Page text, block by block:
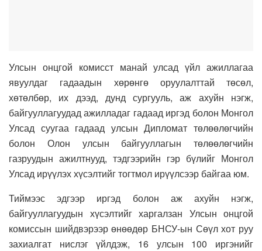
Улсын онцгой комисст манай улсад үйл ажиллагаа
явуулдаг гадаадын хөрөнгө оруулалттай төсөл,
хөтөлбөр, их дээд, дунд сургууль, аж ахуйн нэгж,
байгууллагуудад ажилладаг гадаад иргэд болон Монгол
Улсад суугаа гадаад улсын Дипломат төлөөлөгчийн
болон Олон улсын байгууллагын төлөөлөгчийн
газруудын ажилтнууд, тэдгээрийн гэр бүлийг Монгол
Улсад ирүүлэх хүсэлтийг тогтмол ирүүлсээр байгаа юм.
Тиймээс эдгээр иргэд болон аж ахуйн нэгж,
байгууллагуудын хүсэлтийг харгалзан Улсын онцгой
комиссын шийдвэрээр өнөөдөр БНСУ-ын Сөүл хот руу
захиалгат нислэг үйлдэж, 16 улсын 100 иргэнийг